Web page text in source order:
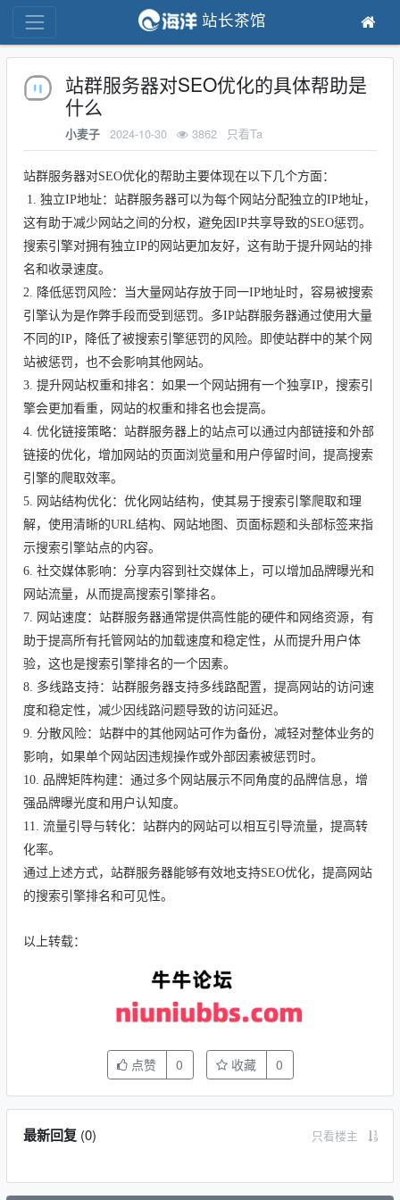
站长茶馆
站群服务器对SEO优化的具体帮助是
什么
小麦子 2024-10-30 3862 只看Ta
站群服务器对SEO优化的帮助主要体现在以下几个方面：
1. 独立IP地址：站群服务器可以为每个网站分配独立的IP地址，
这有助于减少网站之间的分权，避免因 IP共享导致的SEO惩罚。
搜索引擎对拥有独立IP的网站更加友好，这有助于提升网站的排
名和收录速度。
2. 降低惩罚风险：当大量网站存放于同一IP地址时，容易被搜索
引擎认为是作弊手段而受到惩罚。多IP站群服务器通过使用大量
不同的IP，降低了被搜索引擎惩罚的风险。即使站群中的某个网
站被惩罚，也不会影响其他网站。
3. 提升网站权重和排名 ：如果一个网站拥有一个独享IP，搜索引
擎会更加看重，网站的权重和排名也会提高。
4. 优化链接策略：站群服务器上的站点可以通过内部链接和外部
链接的优化，增加网站的页面浏览量和用户停留时间，提高搜索
引擎的爬取效率。
5. 网站结构优化：优化网站结构，使其易于搜索引擎爬取和理
解，使用清晰的URL结构、网站地图、页面标题和头部标签来指
示搜索引擎站点的内容。
6. 社交媒体影响 ：分享内容到社交媒体上，可以增加品牌曝光和
网站流量，从而提高搜索引擎排名。
7. 网站速度：站群服务器通常提供高性能的硬件和网络资源，有
助于提高所有托管网站的加载速度和稳定性，从而提升用户体
验，这也是搜索引擎排名的一个因素。
8. 多线路支持：站群服务器支持多线路配置，提高网站的访问速
度和稳定性，减少因线路问题导致的访问延迟。
9. 分散风险：站群中的其他网站可作为备份，减轻对整体业务的
影响，如果单个网站因违规操作或外部因素被惩罚时。
10. 品牌矩阵构建：通过多个网站展示不同角度的品牌信息，增
强品牌曝光度和用户认知度。
11. 流量引导与转化：站群内的网站可以相互引导流量，提高转
化率。
通过上述方式，站群服务器能够有效地支持SEO优化，提高网站
的搜索引擎排名和可见性。
以上转载：
点赞 0 收藏 0
最新回复(0) 只看楼主